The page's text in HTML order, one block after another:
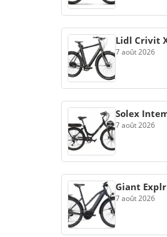
Lidl Crivit
7 août 2026
Solex
7 août 2026
Giant Explr
7 août 2026